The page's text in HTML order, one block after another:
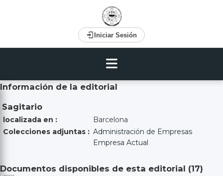
Iniciar Sesión
Información de la editorial
Sagitario
localizada en :
Barcelona
Colecciones adjuntas : Administración de Empresas
Empresa Actual
Documentos disponibles de esta editorial (17)